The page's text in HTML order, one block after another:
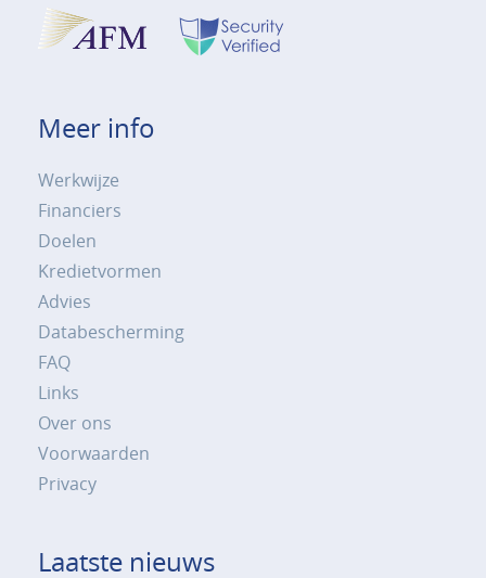
Meer info
Werkwijze
Financiers
Doelen
Kredietvormen
Advies
Databescherming
FAQ
Links
Over ons
Voorwaarden
Privacy
Laatste nieuws